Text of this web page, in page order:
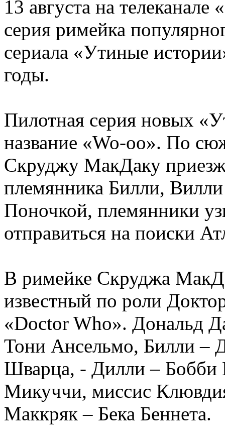
13 августа на
серия римейка
сериала «Утиные
годы.
Пилотная серия новых
название «Wo-oо». По
Скруджу МакДаку
племянника Билли,
Поночкой, племянники
отправиться на поиски
В римейке Скруджа
известный по роли
«Doctor Who». Дональд
Тони Ансельмо, Билли –
Шварца, - Дилли – Бобби
Микуччи, миссис
Маккряк – Бека Беннета.